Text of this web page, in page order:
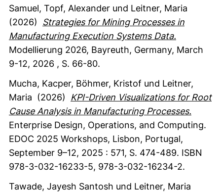
Samuel, Topf, Alexander und Leitner, Maria
(2026)
Strategies for Mining Processes in
Manufacturing Execution Systems Data.
Modellierung 2026, Bayreuth, Germany, March
9-12, 2026 , S. 66-80.
Mucha, Kacper, Böhmer, Kristof und Leitner,
Maria (2026)
KPI-Driven Visualizations for Root
Cause Analysis in Manufacturing Processes.
Enterprise Design, Operations, and Computing.
EDOC 2025 Workshops, Lisbon, Portugal,
September 9–12, 2025 : 571, S. 474-489. ISBN
978-3-032-16233-5, 978-3-032-16234-2.
Tawade, Jayesh Santosh und Leitner, Maria